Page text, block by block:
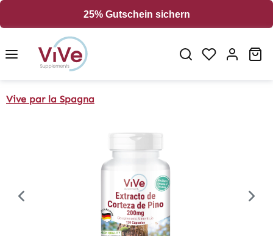
25% Gutschein sichern
Vive par la Spagna